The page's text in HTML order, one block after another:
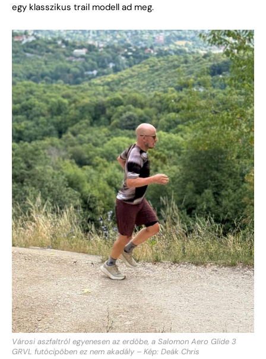
egy klasszikus trail modell ad meg.
Városi aszfaltról egyenesen az erdőbe, a Salomon Aero Glide 3
GRVL futócipőben ez nem akadály – Kép: Deák Chris